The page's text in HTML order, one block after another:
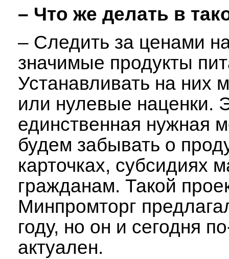
– Что же делать в
– Следить за ценами
значимые продукты
Устанавливать на них
или нулевые наценки.
единственная нужная
будем забывать о
карточках, субсидиях
гражданам. Такой
Минпромторг
году, но он и сегодня
актуален.